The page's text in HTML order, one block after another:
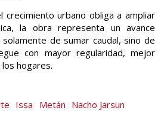
crecimiento urbano obliga a ampliar
la obra representa un avance
de sumar caudal, sino de
con mayor regularidad, mejor
hogares.
Issa Metán Nacho Jarsun